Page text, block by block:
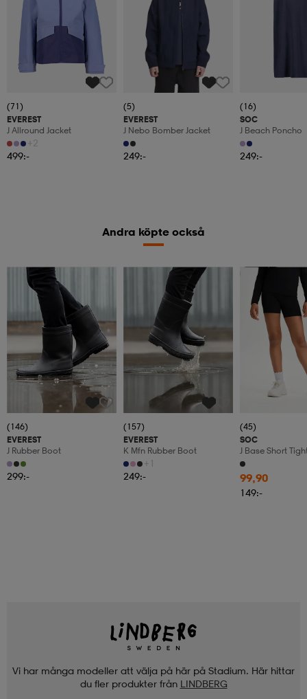
(71)
EVEREST
J Allround Jacket
+2
499:-
(5)
EVEREST
J Nebo Bomber Jacket
249:-
(16)
SOC
J Beach Poncho
249:-
Andra köpte också
(146)
EVEREST
J Rubber Boot
299:-
(157)
EVEREST
K Mfn Rubber Boot
+1
249:-
Member
(45)
SOC
J Base Short
99,90
149:-
Vi har många modeller att välja på här på Stadium. Här hittar
du fler produkter från LINDBERG